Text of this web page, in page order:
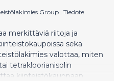
Group | Tiedote
merkittäviä riitoja ja
sekä
valottaa, miten
tetrakloorianisolin
kiinteistökauppaan.